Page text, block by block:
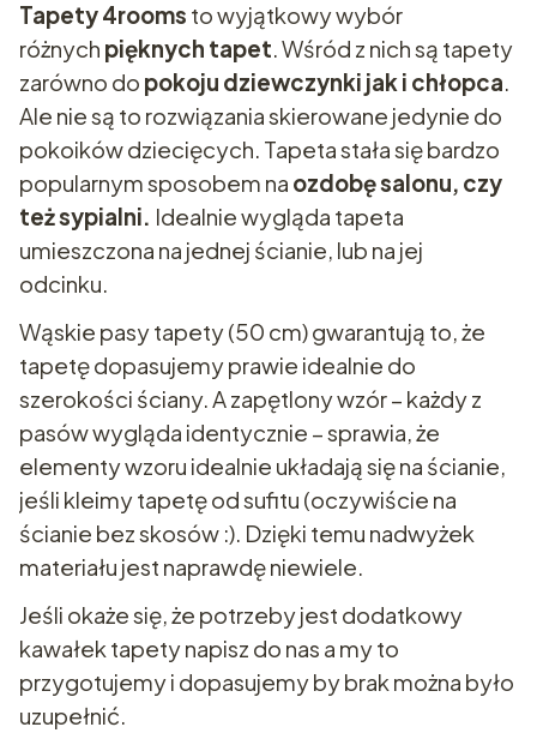
Tapety 4rooms to wyjątkowy wybór
różnych pięknych tapet. Wśród z nich są tapety
zarówno do pokoju dziewczynki jak i chłopca.
Ale nie są to rozwiązania skierowane jedynie do
pokoików dziecięcych. Tapeta stała się bardzo
popularnym sposobem na ozdobę salonu, czy
też sypialni. Idealnie wygląda tapeta
umieszczona na jednej ścianie, lub na jej
odcinku.
Wąskie pasy tapety (50 cm) gwarantują to, że
tapetę dopasujemy prawie idealnie do
szerokości ściany. A zapętlony wzór – każdy z
pasów wygląda identycznie – sprawia, że
elementy wzoru idealnie układają się na ścianie,
jeśli kleimy tapetę od sufitu (oczywiście na
ścianie bez skosów :). Dzięki temu nadwyżek
materiału jest naprawdę niewiele.
Jeśli okaże się, że potrzeby jest dodatkowy
kawałek tapety napisz do nas a my to
przygotujemy i dopasujemy by brak można było
uzupełnić.